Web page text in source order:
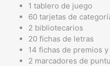
1 tablero de juego
60 tarjetas de
2 bibliotecarios
20 fichas de letras
14 fichas de premios
2 marcadores de